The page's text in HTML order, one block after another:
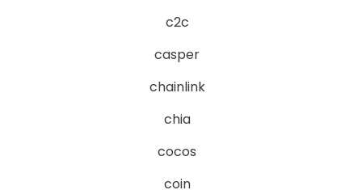
c2c
casper
chainlink
chia
cocos
coin